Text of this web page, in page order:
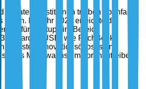
private Investitionen treiben ebenfalls
voran. Im Jahr 2023 erreichte die
für Startups im Bereich
Milliarden USD, wie PitchBook
robustes Innovationsökosystem
das Marktwachstum voranzutreiben.